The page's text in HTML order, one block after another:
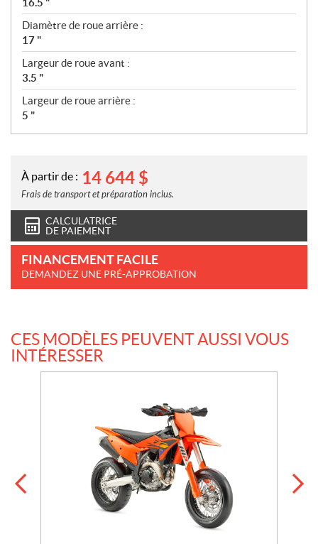
Diamètre de roue arrière :
17 "
Largeur de roue avant :
3.5 "
Largeur de roue arrière :
5 "
À partir de : 14 644 $
Frais de transport et préparation inclus.
CALCULATRICE
DE PAIEMENT
FINANCEMENT FACILE
DEMANDEZ UNE PRÉ-APPROBATION
CES MODÈLES PEUVENT AUSSI VOUS
INTÉRESSER